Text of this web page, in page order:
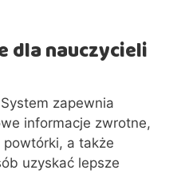
dla nauczycieli
zapewnia
informacje zwrotne,
a także
uzyskać lepsze